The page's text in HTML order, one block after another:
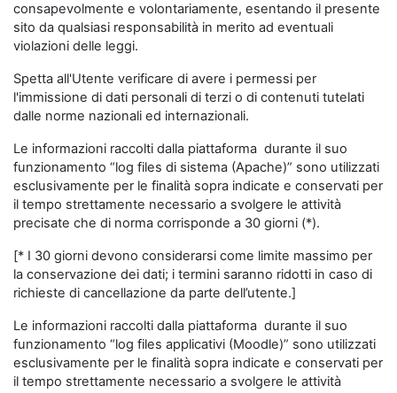
consapevolmente e volontariamente, esentando il presente
sito da qualsiasi responsabilità in merito ad eventuali
violazioni delle leggi.
Spetta all'Utente verificare di avere i permessi per
l'immissione di dati personali di terzi o di contenuti tutelati
dalle norme nazionali ed internazionali.
Le informazioni raccolti dalla piattaforma durante il suo
funzionamento “log files di sistema (Apache)” sono utilizzati
esclusivamente per le finalità sopra indicate e conservati per
il tempo strettamente necessario a svolgere le attività
precisate che di norma corrisponde a 30 giorni (*).
[* I 30 giorni devono considerarsi come limite massimo per
la conservazione dei dati; i termini saranno ridotti in caso di
richieste di cancellazione da parte dell’utente.]
Le informazioni raccolti dalla piattaforma durante il suo
funzionamento “log files applicativi (Moodle)” sono utilizzati
esclusivamente per le finalità sopra indicate e conservati per
il tempo strettamente necessario a svolgere le attività